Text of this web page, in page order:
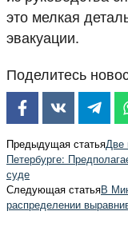
это мелкая
эвакуации.
Поделитесь
Предыдущая статьяДве
Петербурге:
суде
Следующая статьяВ
распределении